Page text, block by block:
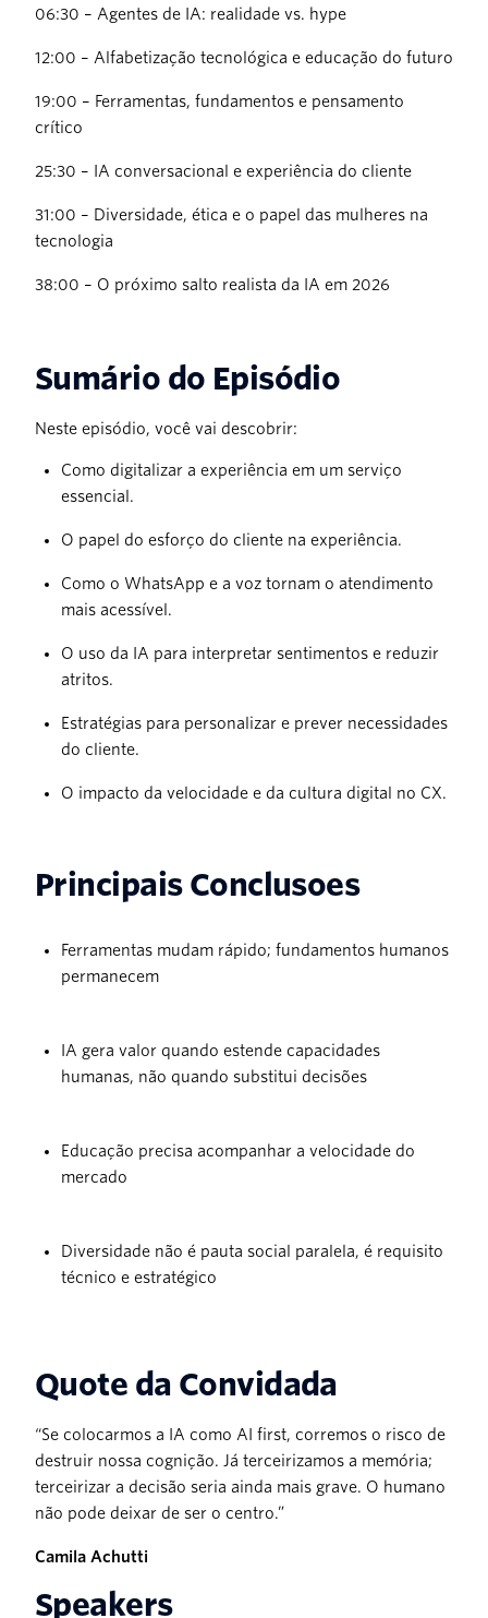
06:30 – Agentes de IA: realidade vs. hype
12:00 – Alfabetização tecnológica e educação do futuro
19:00 – Ferramentas, fundamentos e pensamento
crítico
25:30 – IA conversacional e experiência do cliente
31:00 – Diversidade, ética e o papel das mulheres na
tecnologia
38:00 – O próximo salto realista da IA em 2026
Sumário do Episódio
Neste episódio, você vai descobrir:
Como digitalizar a experiência em um serviço
essencial.
O papel do esforço do cliente na experiência.
Como o WhatsApp e a voz tornam o atendimento
mais acessível.
O uso da IA para interpretar sentimentos e reduzir
atritos.
Estratégias para personalizar e prever necessidades
do cliente.
O impacto da velocidade e da cultura digital no CX.
Principais Conclusoes
Ferramentas mudam rápido; fundamentos humanos
permanecem
IA gera valor quando estende capacidades
humanas, não quando substitui decisões
Educação precisa acompanhar a velocidade do
mercado
Diversidade não é pauta social paralela, é requisito
técnico e estratégico
Quote da Convidada
“Se colocarmos a IA como AI first, corremos o risco de
destruir nossa cognição. Já terceirizamos a memória;
terceirizar a decisão seria ainda mais grave. O humano
não pode deixar de ser o centro.”
Camila Achutti
Speakers